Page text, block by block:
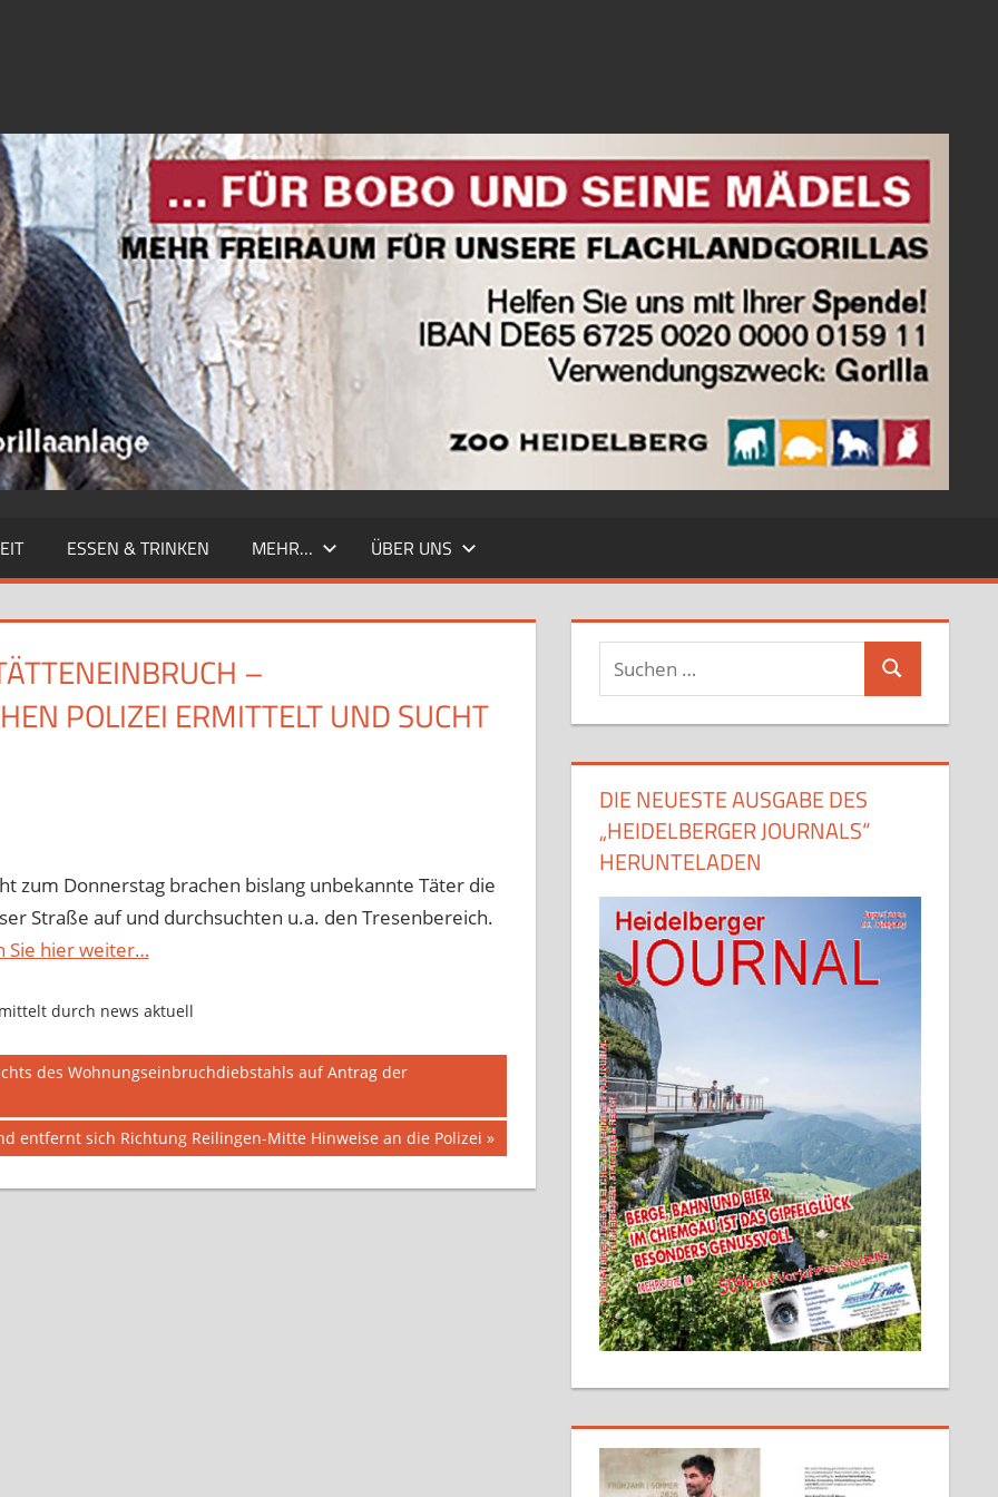
ESSEN & TRINKEN MEHR… ÜBER UNS
– S
POLIZEI ERMITTELT UND SUCHT Z
zum Donnerstag brachen bislang unbekannte Täter die
Straße auf und durchsuchten u.a. den Tresenbereich.
Sie hier weiter…
durch news aktuell
des Wohnungseinbruchdiebstahls auf Antrag der
entfernt sich Richtung Reilingen-Mitte Hinweise an die Polizei
Suchen
Suchen
DIE NEUESTE AUSGABE DES
„HEIDELBERGER JOURNALS“
HERUNTELADEN